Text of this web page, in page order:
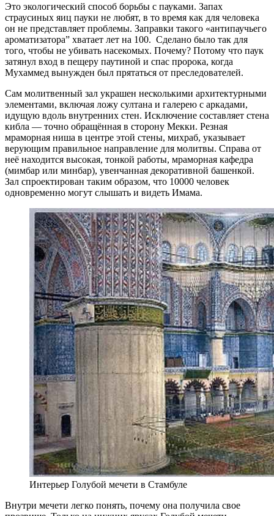
Это экологический способ борьбы с пауками. Запах
страусиных яиц пауки не любят, в то время как для человека
он не представляет проблемы. Заправки такого «антипаучьего
ароматизатора” хватает лет на 100. Сделано было так для
того, чтобы не убивать насекомых. Почему? Потому что паук
затянул вход в пещеру паутиной и спас пророка, когда
Мухаммед вынужден был прятаться от преследователей.
Сам молитвенный зал украшен несколькими архитектурными
элементами, включая ложу султана и галерею с аркадами,
идущую вдоль внутренних стен. Исключение составляет стена
кибла — точно обращённая в сторону Мекки. Резная
мраморная ниша в центре этой стены, михраб, указывает
верующим правильное направление для молитвы. Справа от
неё находится высокая, тонкой работы, мраморная кафедра
(мимбар или минбар), увенчанная декоративной башенкой.
Зал спроектирован таким образом, что 10000 человек
одновременно могут слышать и видеть Имама.
Интерьер Голубой мечети в Стамбуле
Внутри мечети легко понять, почему она получила свое